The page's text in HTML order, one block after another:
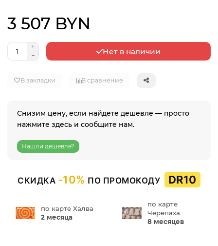
3 507 BYN
Нет в наличии
В закладки В сравнение
Снизим цену, если найдете дешевле — просто
нажмите здесь и сообщите нам.
Нашли дешевле?
СКИДКА -10% ПО ПРОМОКОДУ DR10
по карте Халва
2 месяца
по карте
Черепаха
8 месяцев